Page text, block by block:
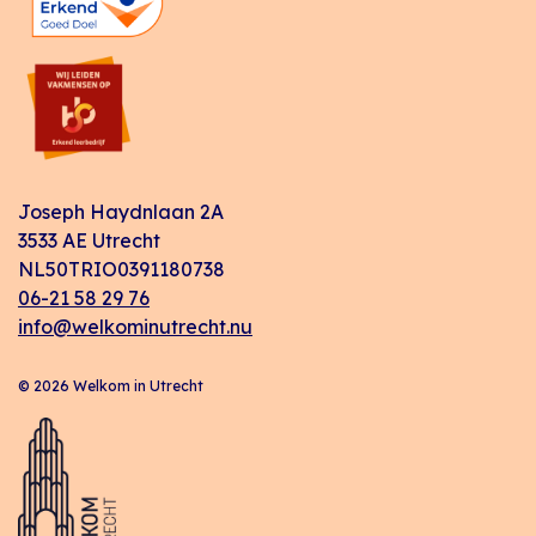
Joseph Haydnlaan 2A
3533 AE Utrecht
NL50TRIO0391180738
06-21 58 29 76
info@welkominutrecht.nu
© 2026 Welkom in Utrecht